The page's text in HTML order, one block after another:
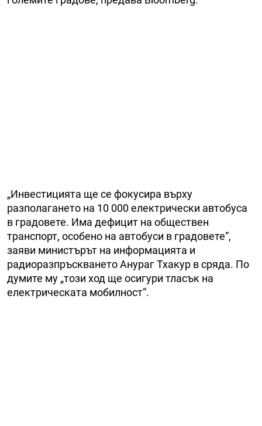
„Инвестицията ще се фокусира върху
разполагането на 10 000 електрически автобуса
в градовете. Има дефицит на обществен
транспорт, особено на автобуси в градовете“,
заяви министърът на информацията и
радиоразпръскването Анураг Тхакур в сряда. По
думите му „този ход ще осигури тласък на
електрическата мобилност“.